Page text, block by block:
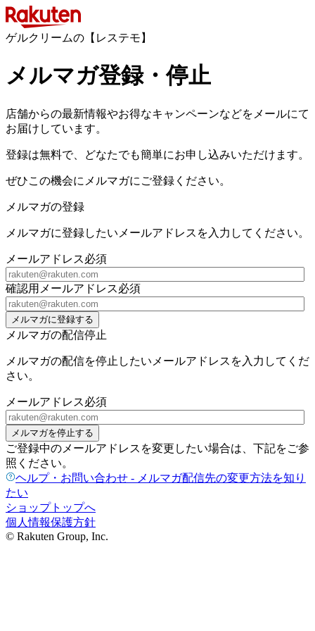
ゲルクリームの【レステモ】
メルマガ登録・停止
店舗からの最新情報やお得なキャンペーンなどをメールにて
お届けしています。
登録は無料で、どなたでも簡単にお申し込みいただけます。
ぜひこの機会にメルマガにご登録ください。
メルマガの登録
メルマガに登録したいメールアドレスを入力してください。
メールアドレス必須
確認用メールアドレス必須
メルマガに登録する
メルマガの配信停止
メルマガの配信を停止したいメールアドレスを入力してくだ
さい。
メールアドレス必須
メルマガを停止する
ご登録中のメールアドレスを変更したい場合は、下記をご参
照ください。
ヘルプ・お問い合わせ - メルマガ配信先の変更方法を知り
たい
ショップトップへ
個人情報保護方針
© Rakuten Group, Inc.